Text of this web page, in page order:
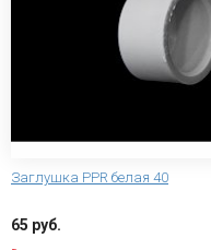
Заглушка PPR белая 40
65 руб.